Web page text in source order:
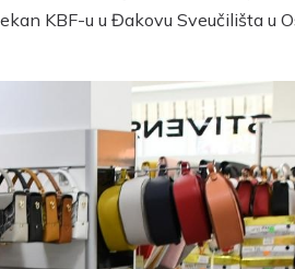
KBF-u u Đakovu Sveučilišta u